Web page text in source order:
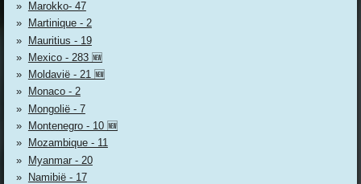
Marokko- 47
Martinique - 2
Mauritius - 19
Mexico - 283 🆕
Moldavië - 21 🆕
Monaco - 2
Mongolië - 7
Montenegro - 10 🆕
Mozambique - 11
Myanmar - 20
Namibië - 17